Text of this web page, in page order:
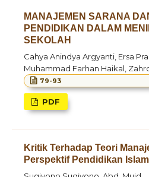
MANAJEMEN SARANA
PENDIDIKAN DALAM
SEKOLAH
Cahya Anindya Argyanti, Ersa
Muhammad Farhan Haikal,
79-93
PDF
Kritik Terhadap Teori
Perspektif Pendidikan Islam